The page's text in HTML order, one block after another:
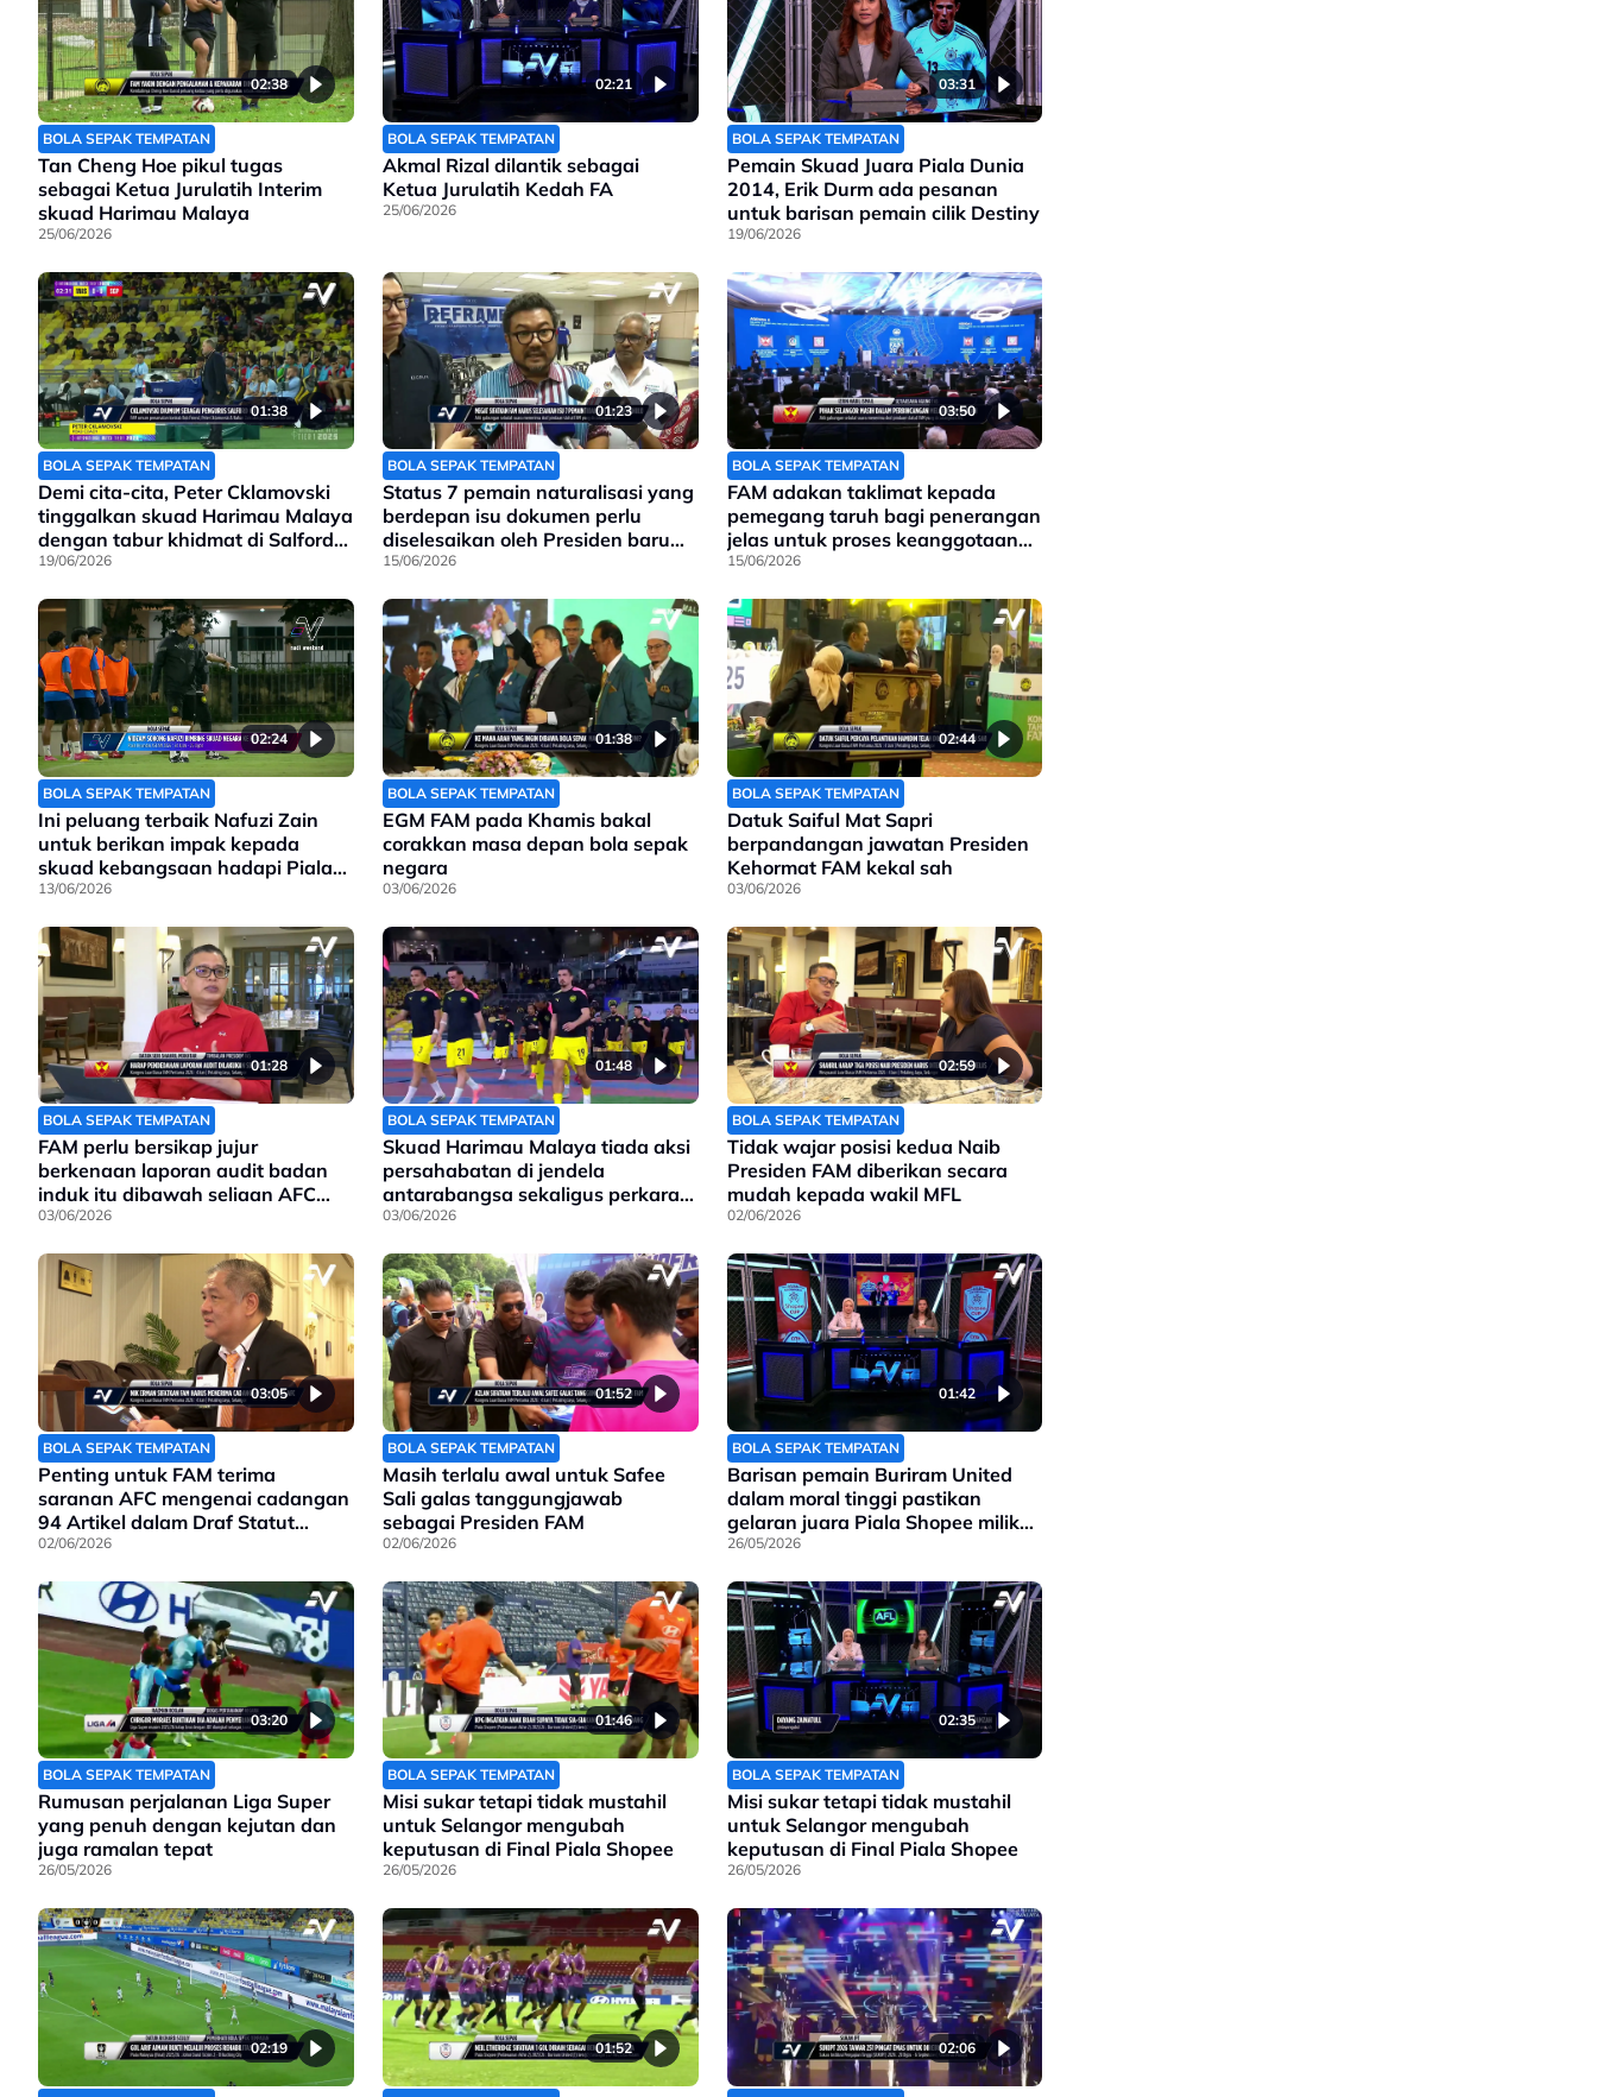
02:38
BOLA SEPAK TEMPATAN
Tan Cheng Hoe pikul tugas
sebagai Ketua Jurulatih Interim
skuad Harimau Malaya
25/06/2026
02:21
BOLA SEPAK TEMPATAN
Akmal Rizal dilantik sebagai
Ketua Jurulatih Kedah FA
25/06/2026
03:31
BOLA SEPAK TEMPATAN
Pemain Skuad Juara Piala Dunia
2014, Erik Durm ada pesanan
untuk barisan pemain cilik Destiny
19/06/2026
01:38
BOLA SEPAK TEMPATAN
Demi cita-cita, Peter Cklamovski
tinggalkan skuad Harimau Malaya
dengan tabur khidmat di Salford
FC
19/06/2026
01:23
BOLA SEPAK TEMPATAN
Status 7 pemain naturalisasi yang
berdepan isu dokumen perlu
diselesaikan oleh Presiden baru
FAM
15/06/2026
03:50
BOLA SEPAK TEMPATAN
FAM adakan taklimat kepada
pemegang taruh bagi penerangan
jelas untuk proses keanggotaan
baru
15/06/2026
02:24
BOLA SEPAK TEMPATAN
Ini peluang terbaik Nafuzi Zain
untuk berikan impak kepada
skuad kebangsaan hadapi Piala
Hyundai ASEAN 2026
13/06/2026
01:38
BOLA SEPAK TEMPATAN
EGM FAM pada Khamis bakal
corakkan masa depan bola sepak
negara
03/06/2026
02:44
BOLA SEPAK TEMPATAN
Datuk Saiful Mat Sapri
berpandangan jawatan Presiden
Kehormat FAM kekal sah
03/06/2026
01:28
BOLA SEPAK TEMPATAN
FAM perlu bersikap jujur
berkenaan laporan audit badan
induk itu dibawah seliaan AFC
sejak awal tahun ini
03/06/2026
01:48
BOLA SEPAK TEMPATAN
Skuad Harimau Malaya tiada aksi
persahabatan di jendela
antarabangsa sekaligus perkara
yang merugikan
03/06/2026
02:59
BOLA SEPAK TEMPATAN
Tidak wajar posisi kedua Naib
Presiden FAM diberikan secara
mudah kepada wakil MFL
02/06/2026
03:05
BOLA SEPAK TEMPATAN
Penting untuk FAM terima
saranan AFC mengenai cadangan
94 Artikel dalam Draf Statut
Baharu yang akan dibentangkan
02/06/2026
01:52
BOLA SEPAK TEMPATAN
Masih terlalu awal untuk Safee
Sali galas tanggungjawab
sebagai Presiden FAM
02/06/2026
01:42
BOLA SEPAK TEMPATAN
Barisan pemain Buriram United
dalam moral tinggi pastikan
gelaran juara Piala Shopee milik
mereka
26/05/2026
03:20
BOLA SEPAK TEMPATAN
Rumusan perjalanan Liga Super
yang penuh dengan kejutan dan
juga ramalan tepat
26/05/2026
01:46
BOLA SEPAK TEMPATAN
Misi sukar tetapi tidak mustahil
untuk Selangor mengubah
keputusan di Final Piala Shopee
26/05/2026
02:35
BOLA SEPAK TEMPATAN
Misi sukar tetapi tidak mustahil
untuk Selangor mengubah
keputusan di Final Piala Shopee
26/05/2026
02:19 01:52 02:06